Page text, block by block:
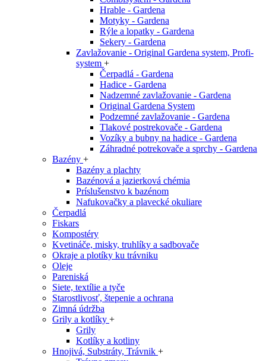
Hrable - Gardena
Motyky - Gardena
Rýle a lopatky - Gardena
Sekery - Gardena
Zavlažovanie - Original Gardena system, Profi-
system +
Čerpadlá - Gardena
Hadice - Gardena
Nadzemné zavlažovanie - Gardena
Original Gardena System
Podzemné zavlažovanie - Gardena
Tlakové postrekovače - Gardena
Vozíky a bubny na hadice - Gardena
Záhradné potrekovače a sprchy - Gardena
Bazény +
Bazény a plachty
Bazénová a jazierková chémia
Príslušenstvo k bazénom
Nafukovačky a plavecké okuliare
Čerpadlá
Fiskars
Kompostéry
Kvetináče, misky, truhlíky a sadbovače
Okraje a plotíky ku trávniku
Oleje
Pareniská
Siete, textílie a tyče
Starostlivosť, štepenie a ochrana
Zimná údržba
Grily a kotlíky +
Grily
Kotlíky a kotliny
Hnojivá, Substráty, Trávnik +